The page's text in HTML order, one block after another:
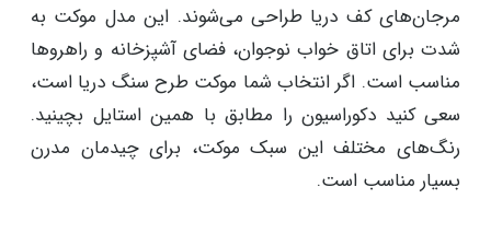
مرجان‌های کف دریا طراحی می‌شوند. این مدل موکت به
شدت برای اتاق خواب نوجوان، فضای آشپزخانه و راهروها
مناسب است. اگر انتخاب شما موکت طرح سنگ دریا است،
سعی کنید دکوراسیون را مطابق با همین استایل بچینید.
رنگ‌های مختلف این سبک موکت، برای چیدمان مدرن
بسیار مناسب است.